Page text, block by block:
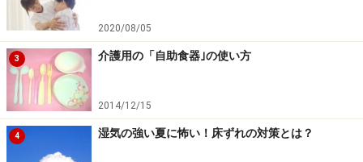
【関連記事】
＞ 介護保険サービスの医療費控除
※記事内容は執筆時点のものです。最新の内容をご確認くださ
い。
※当サイトにおける医師・医療従事者等による情報の提供は、診
断・治療行為ではありません。診断・治療を必要とする方は、適
切な医療機関での受診をおすすめいたします。記事内容は執筆者
個人の見解によるものであり、全ての方への有効性を保証するも
のではありません。当サイトで提供する情報に基づいて被ったい
2020/08/05
3 介護用の「自助食器｣の使い方
2014/12/15
4 湿気の強い夏に怖い！床ずれの対策とは？